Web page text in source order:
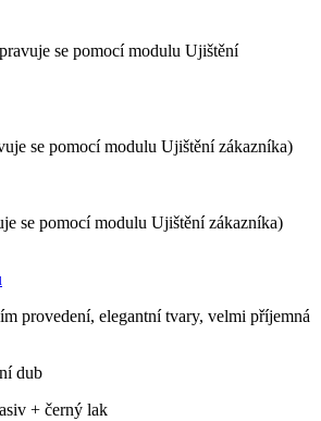
se pomocí modulu Ujištění
se pomocí modulu Ujištění zákazníka)
se pomocí modulu Ujištění zákazníka)
provedení, elegantní tvary, velmi příjemná
dub
černý lak